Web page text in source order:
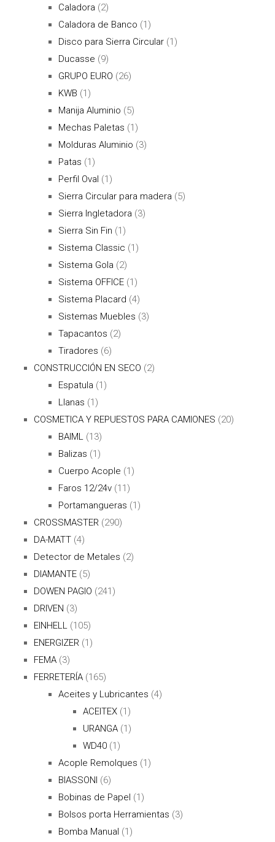
Caladora (2)
Caladora de Banco (1)
Disco para Sierra Circular (1)
Ducasse (9)
GRUPO EURO (26)
KWB (1)
Manija Aluminio (5)
Mechas Paletas (1)
Molduras Aluminio (3)
Patas (1)
Perfil Oval (1)
Sierra Circular para madera (5)
Sierra Ingletadora (3)
Sierra Sin Fin (1)
Sistema Classic (1)
Sistema Gola (2)
Sistema OFFICE (1)
Sistema Placard (4)
Sistemas Muebles (3)
Tapacantos (2)
Tiradores (6)
CONSTRUCCIÓN EN SECO (2)
Espatula (1)
Llanas (1)
COSMETICA Y REPUESTOS PARA CAMIONES (20)
BAIML
(13)
Balizas (1)
Cuerpo Acople (1)
Faros 12/24v (11)
Portamangueras (1)
CROSSMASTER (290)
DA-MATT (4)
Detector de Metales (2)
DIAMANTE (5)
DOWEN PAGIO (241)
DRIVEN (3)
EINHELL
(105)
ENERGIZER (1)
FEMA (3)
FERRETERÍA (165)
Aceites y Lubricantes (4)
ACEITEX (1)
URANGA (1)
WD40 (1)
Acople Remolques (1)
BIASSONI (6)
Bobinas de Papel (1)
Bolsos porta Herramientas (3)
Bomba Manual (1)